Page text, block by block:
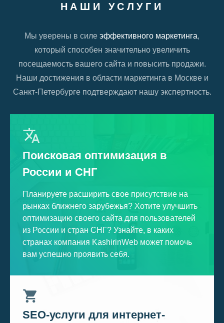
НАШИ УСЛУГИ
Мы уверены в силе эффективного маркетинга,
который способен значительно увеличить
посещаемость вашего сайта и повысить продажи.
Наши достижения в области маркетинга в Москве и
Санкт-Петербурге подтверждают нашу экспертность.
Поисковая оптимизация в
России и СНГ
Планируете расширить свое присутствие на
рынках ближнего зарубежья? Хотите улучшить
оптимизацию своего сайта для пользователей
из России и стран СНГ? Узнайте, в каких
странах компания KashirinWeb может помочь
вам успешно проявить себя.
SEO-услуги для интернет-